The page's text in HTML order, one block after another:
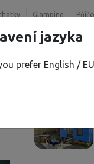
Glamping
jazyka
prefer English /